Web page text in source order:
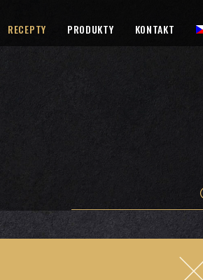
RECEPTY PRODUKTY KONTAKT